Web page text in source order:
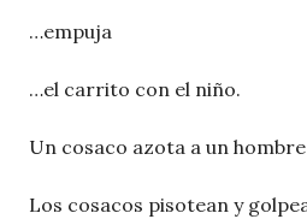
…empuja
…el carrito con el niño.
Un cosaco azota a un
Los cosacos pisotean y